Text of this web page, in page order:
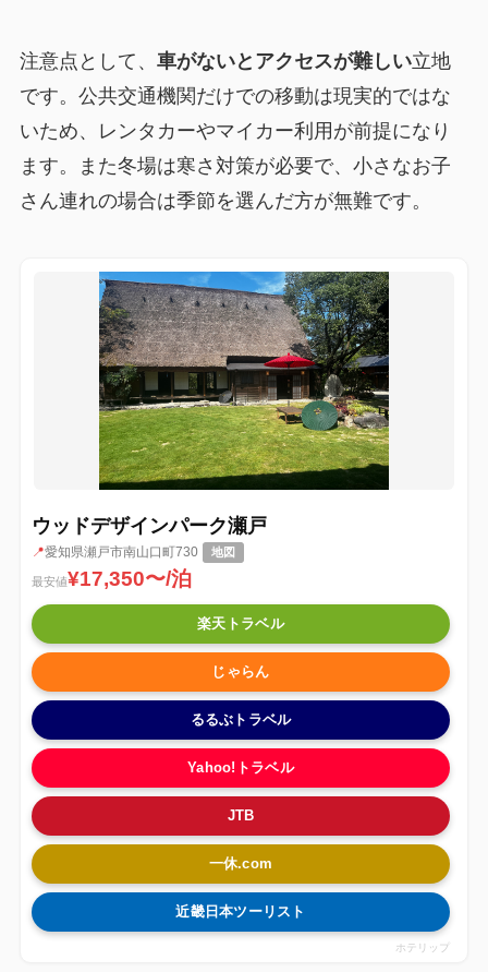
注意点として、 車がないとアクセスが難しい立地
です。公共交通機関だけでの移動は現実的ではな
いため、レンタカーやマイカー利用が前提になり
ます。また冬場は寒さ対策が必要で、小さなお子
さん連れの場合は季節を選んだ方が無難です。
ウッドデザインパーク瀬戸
📍愛知県瀬戸市南山口町730 地図
最安値¥17,350〜/泊
楽天トラベル
じゃらん
るるぶトラベル
Yahoo!トラベル
JTB
一休.com
近畿日本ツーリスト
ホテリップ